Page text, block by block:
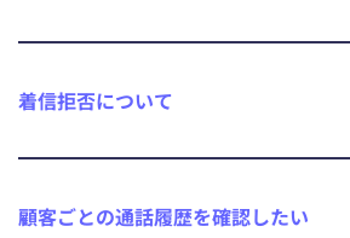
着信拒否について
顧客ごとの通話履歴を確認したい